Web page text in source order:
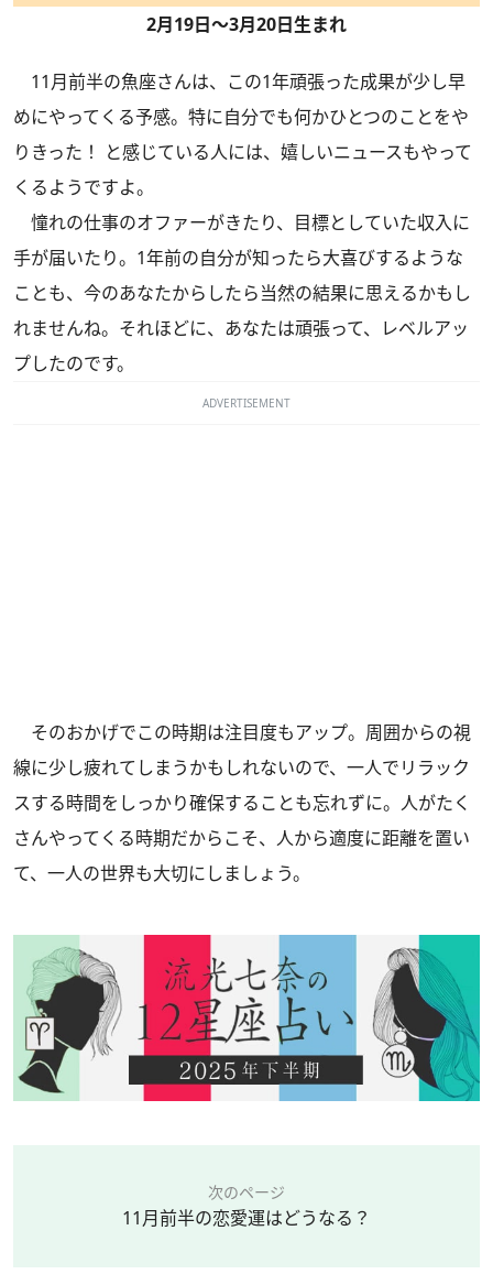
2月19日～3月20日生まれ
11月前半の魚座さんは、この1年頑張った成果が少し早
めにやってくる予感。特に自分でも何かひとつのことをや
りきった！ と感じている人には、嬉しいニュースもやって
くるようですよ。
憧れの仕事のオファーがきたり、目標としていた収入に
手が届いたり。1年前の自分が知ったら大喜びするような
ことも、今のあなたからしたら当然の結果に思えるかもし
れませんね。それほどに、あなたは頑張って、レベルアッ
プしたのです。
ADVERTISEMENT
そのおかげでこの時期は注目度もアップ。周囲からの視
線に少し疲れてしまうかもしれないので、一人でリラック
スする時間をしっかり確保することも忘れずに。人がたく
さんやってくる時期だからこそ、人から適度に距離を置い
て、一人の世界も大切にしましょう。
次のページ
11月前半の恋愛運はどうなる？